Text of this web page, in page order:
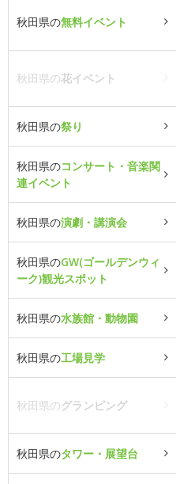
秋田県の無料イベント
秋田県の花イベント
秋田県の祭り
秋田県のコンサート・音楽関
連イベント
秋田県の演劇・講演会
秋田県のGW(ゴールデンウィ
ーク)観光スポット
秋田県の水族館・動物園
秋田県の工場見学
秋田県のグランピング
秋田県のタワー・展望台